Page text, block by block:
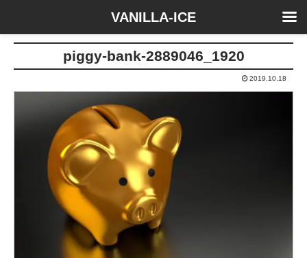
piggy-bank-2889046_1920
2019.10.18
VANILLA-ICE